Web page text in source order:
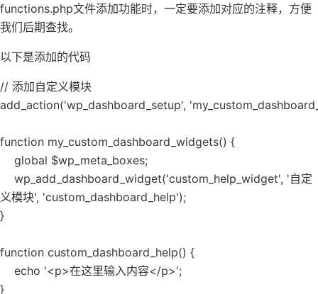
functions.php文件添加功能时，一定要添加对应的注释，方便
我们后期查找。
以下是添加的代码
// 添加自定义模块
add_action('wp_dashboard_setup',
function my_custom_dashboard_widgets() {
global $wp_meta_boxes;
wp_add_dashboard_widget('custom_help_widget', '自定
义模块', 'custom_dashboard_help');
}
function custom_dashboard_help() {
echo '<p>在这里输入内容</p>';
}